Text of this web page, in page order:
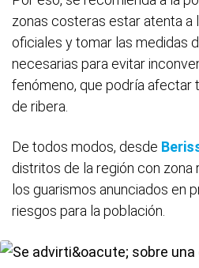
zonas costeras estar atenta a
oficiales y tomar las medidas
necesarias para evitar
fenómeno, que podría afectar
de ribera.
De todos modos, desde
distritos de la región con zona
los guarismos anunciados en
riesgos para la población.